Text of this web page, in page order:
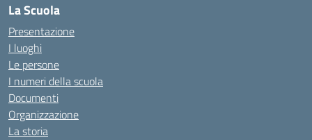
La Scuola
Presentazione
I luoghi
Le persone
I numeri della scuola
Documenti
Organizzazione
La storia